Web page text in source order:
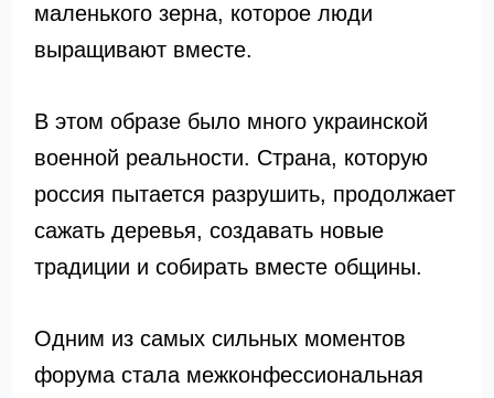
маленького зерна, которое люди
выращивают вместе.
В этом образе было много украинской
военной реальности. Страна, которую
россия пытается разрушить, продолжает
сажать деревья, создавать новые
традиции и собирать вместе общины.
Одним из самых сильных моментов
форума стала межконфессиональная